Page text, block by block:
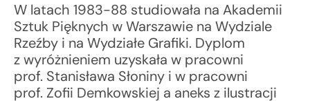
W latach 1983-88 studiowała na Akademii
Sztuk Pięknych w Warszawie na Wydziale
Rzeźby i na Wydziałe Grafiki. Dyplom
z wyróżnieniem uzyskała w pracowni
prof. Stanisława Słoniny i w pracowni
prof. Zofii Demkowskiej a aneks z ilustracji